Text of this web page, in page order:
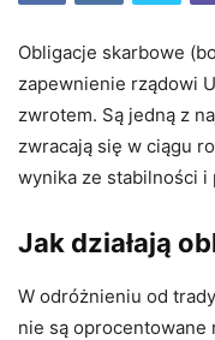
Obligacje skarbowe
zapewnienie rządowi
zwrotem. Są jedną z
zwracają się w ciągu
wynika ze stabilności
Jak działają
W odróżnieniu od
nie są oprocentowane